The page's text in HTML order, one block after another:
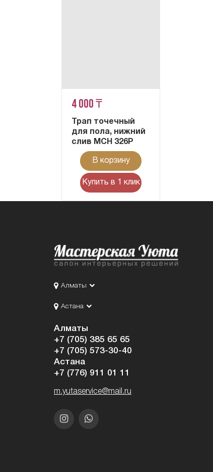
4 000 ₸
Трап точечный
для пола, нижний
слив MCH 326P
В корзину
Купить в 1 клик
Алматы
Астана
Алматы
+7 (705) 385 65 65
+7 (705) 573-30-40
Астана
+7 (776) 911 01 11
m.yutaservice@mail.ru